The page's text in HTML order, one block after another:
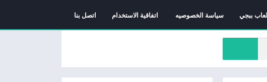
ببجي سياسة الخصوصيه اتفاقية الاستخدام اتصل بنا